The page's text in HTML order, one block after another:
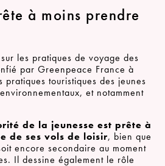
à moins prendre
les pratiques de voyage des
par Greenpeace France à
pratiques touristiques des jeunes
et notamment
de la jeunesse est prête à
de ses vols de loisir, bien que
encore secondaire au moment
Il dessine également le rôle